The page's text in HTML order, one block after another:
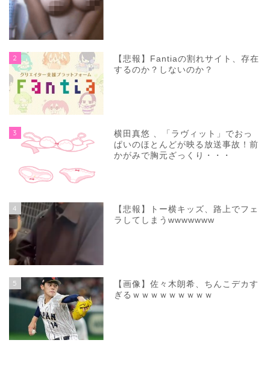
2
【悲報】Fantiaの割れサイト、存在
するのか？しないのか？
3
横田真悠 、「ラヴィット」でおっ
ぱいのほとんどが映る放送事故！前
かがみで胸元ざっくり・・・
4
【悲報】トー横キッズ、路上でフェ
ラしてしまうwwwwwww
5
【画像】佐々木朗希、ちんこデカす
ぎるｗｗｗｗｗｗｗｗｗ